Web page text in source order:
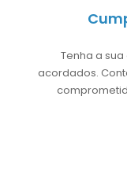
Tenha a
acordados.